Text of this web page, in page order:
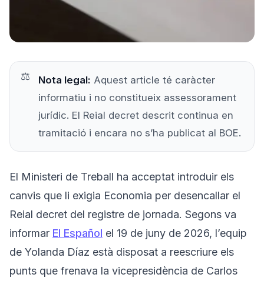
Nota legal: Aquest article té caràcter
informatiu i no constitueix assessorament
jurídic. El Reial decret descrit continua en
tramitació i encara no s’ha publicat al BOE.
El Ministeri de Treball ha acceptat introduir els
canvis que li exigia Economia per desencallar el
Reial decret del registre de jornada. Segons va
informar El Español el 19 de juny de 2026, l’equip
de Yolanda Díaz està disposat a reescriure els
punts que frenava la vicepresidència de Carlos